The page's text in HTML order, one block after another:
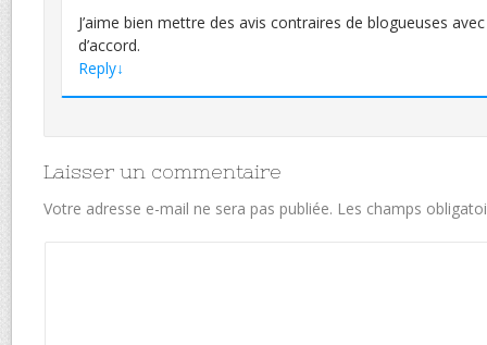
J’aime bien mettre des avis contraires de blogueuses
d’accord.
Reply↓
Laisser un commentaire
Votre adresse e-mail ne sera pas publiée. Les champs